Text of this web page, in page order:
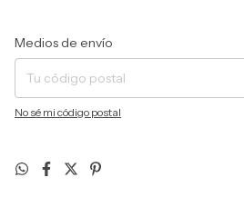
Entregas para el CP:
Medios de envío
No sé mi código postal